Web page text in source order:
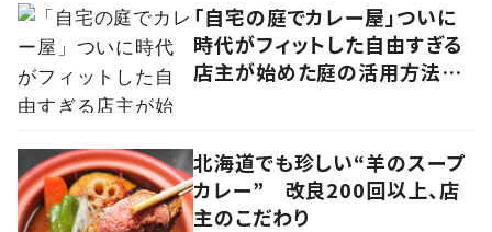
「自宅の庭でカレー屋」ついに
時代がフィットした自由すぎる
店主が始めた庭の活用方法に
北海道でも珍しい“羊のスープ
カレー” 改良200回以上、店
主のこだわり